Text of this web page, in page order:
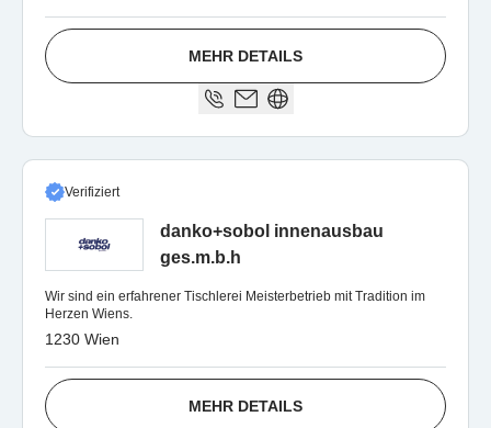
MEHR DETAILS
Verifiziert
danko+sobol innenausbau
ges.m.b.h
Wir sind ein erfahrener Tischlerei Meisterbetrieb mit Tradition im
Herzen Wiens.
1230 Wien
MEHR DETAILS